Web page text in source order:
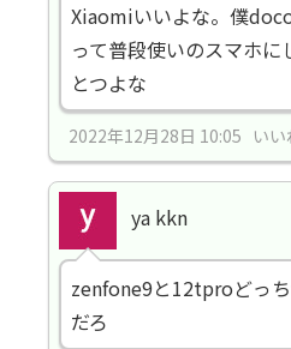
Xiaomiいいよな。僕
って普段使いのスマホ
とつよな
2022年12月28日 10:05 い
ya kkn
zenfone9と12tproどっ
だろ